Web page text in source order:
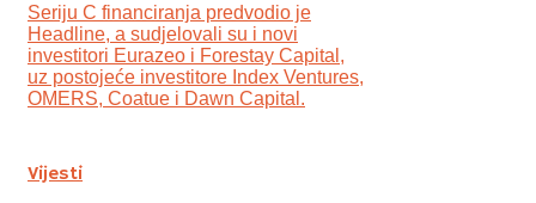
Seriju C financiranja predvodio je
Headline, a sudjelovali su i novi
investitori Eurazeo i Forestay Capital,
uz postojeće investitore Index Ventures,
OMERS, Coatue i Dawn Capital.
Vijesti